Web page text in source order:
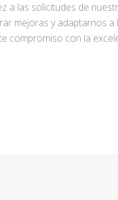
a las solicitudes de
mejoras y adaptarnos a
compromiso con la